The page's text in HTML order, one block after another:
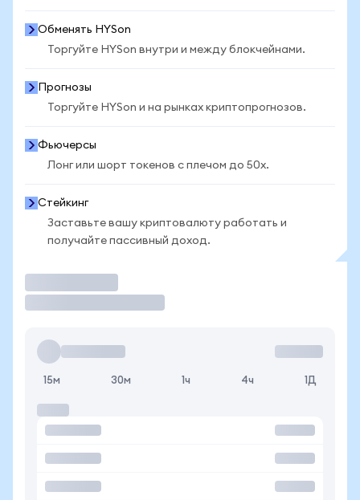
Обменять HYSon
Торгуйте HYSon внутри и между блокчейнами.
Прогнозы
Торгуйте HYSon и на рынках криптопрогнозов.
Фьючерсы
Лонг или шорт токенов с плечом до 50x.
Стейкинг
Заставьте вашу криптовалюту работать и
получайте пассивный доход.
15м 30м 1ч 4ч 1Д